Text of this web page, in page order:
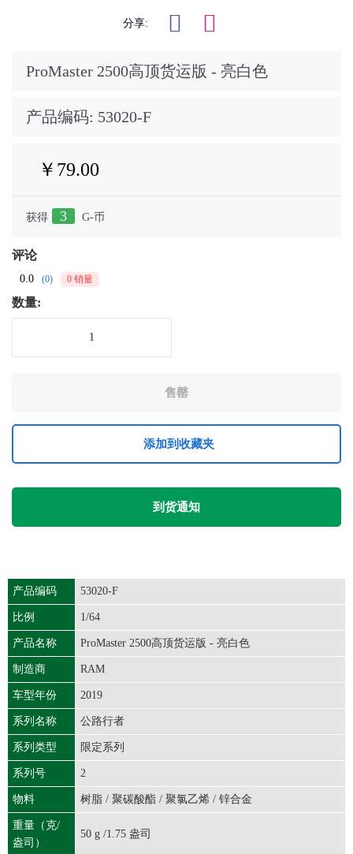
分享:
ProMaster 2500高顶货运版 - 亮白色
产品编码: 53020-F
￥79.00
获得 3 G-币
评论
0.0 (0) 0 销量
数量:
添加到收藏夹
到货通知
产品编码 53020-F
比例 1/64
产品名称 ProMaster 2500高顶货运版 - 亮白色
制造商 RAM
车型年份 2019
系列名称 公路行者
系列类型 限定系列
系列号 2
物料 树脂 / 聚碳酸酯 / 聚氯乙烯 / 锌合金
重量（克/
盎司）
50 g /1.75 盎司